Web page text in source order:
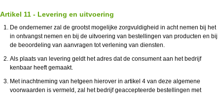
Artikel 11 - Levering en uitvoering
De ondernemer zal de grootst mogelijke zorgvuldigheid in acht nemen bij het
in ontvangst nemen en bij de uitvoering van bestellingen van producten en bij
de beoordeling van aanvragen tot verlening van diensten.
Als plaats van levering geldt het adres dat de consument aan het bedrijf
kenbaar heeft gemaakt.
Met inachtneming van hetgeen hierover in artikel 4 van deze algemene
voorwaarden is vermeld, zal het bedrijf geaccepteerde bestellingen met